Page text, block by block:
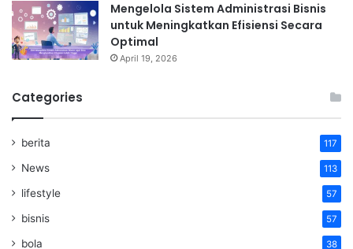
Mengelola Sistem Administrasi Bisnis
untuk Meningkatkan Efisiensi Secara
Optimal
April 19, 2026
Categories
berita 117
News 113
lifestyle 57
bisnis 57
bola 38